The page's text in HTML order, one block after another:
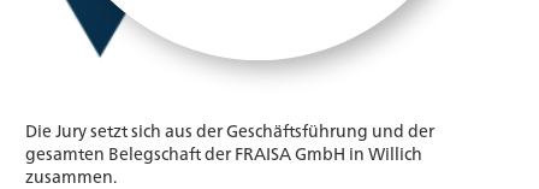
Die Jury setzt sich aus der Geschäftsführung und der
gesamten Belegschaft der FRAISA GmbH in Willich
zusammen.